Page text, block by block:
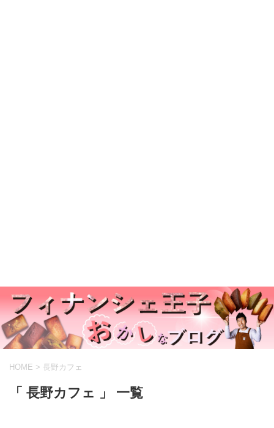
HOME > 長野カフェ
「 長野カフェ 」 一覧